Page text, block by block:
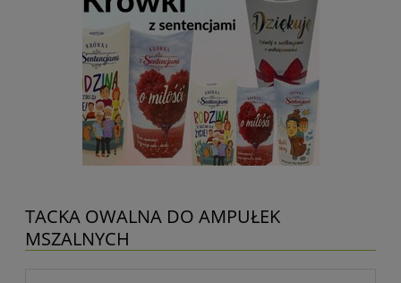
TACKA OWALNA DO AMPUŁEK
MSZALNYCH